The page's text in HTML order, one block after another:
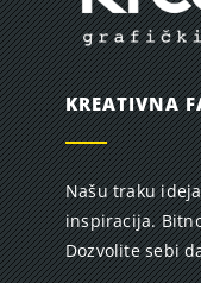
KREATIVNA
Našu traku
inspiracija.
Dozvolite sebi